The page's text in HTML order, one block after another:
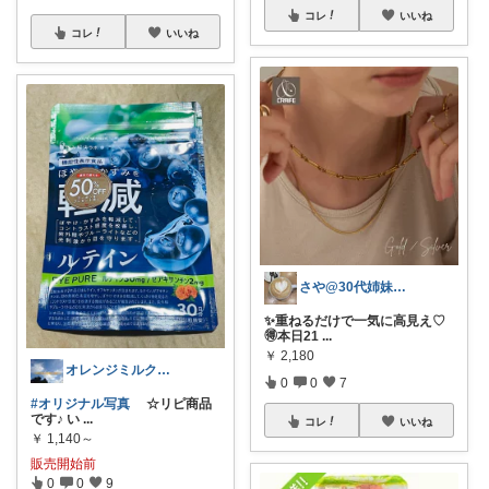
コレ いいね
オレンジミルク☆ありがとうございます♪
#オリジナル写真 ☆リピ商品
です♪ い ...
￥ 1,140～
販売開始前
0 0 9
コレ いいね
さや@30代姉妹ママ
✨重ねるだけで一気に高見え♡
🉐本日21 ...
￥ 2,180
0 0 7
コレ いいね